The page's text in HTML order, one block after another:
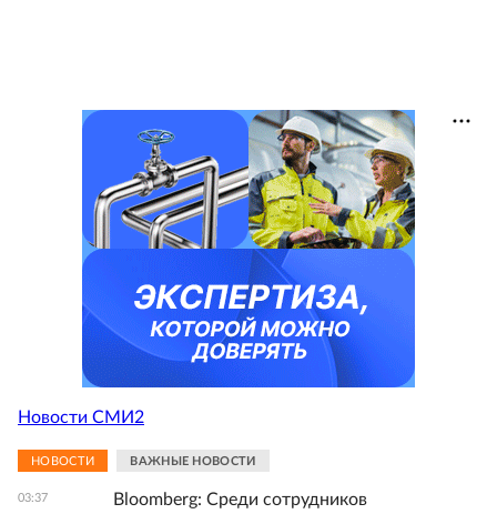
Новости СМИ2
НОВОСТИ ВАЖНЫЕ НОВОСТИ
03:37
Bloomberg: Среди сотрудников